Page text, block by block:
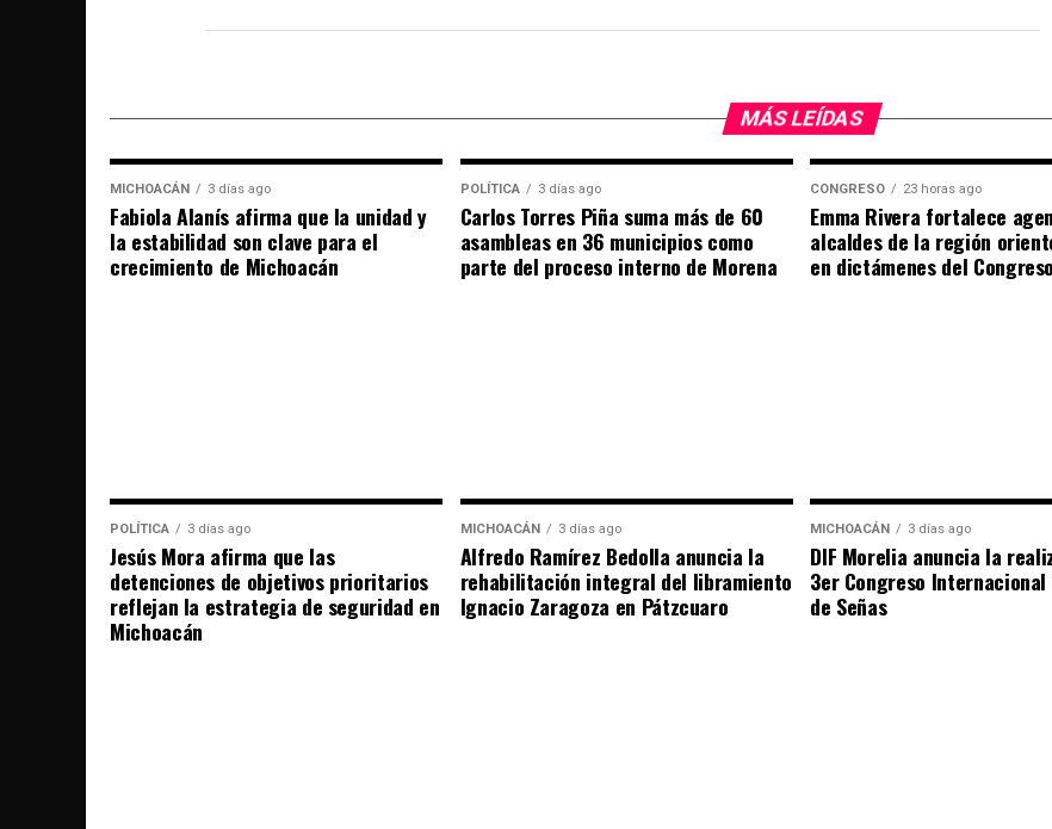
MÁS LEÍDAS
MICHOACÁN 3 días ago
Fabiola Alanís afirma que la unidad y
la estabilidad son clave para el
crecimiento de Michoacán
POLÍTICA 3 días ago
Carlos Torres Piña suma más de 60
asambleas en 36 municipios como
parte del proceso interno de Morena
CONGRESO 23 horas ago
Emma Rivera fortalece
alcaldes de la región
en dictámenes del Congreso
POLÍTICA 3 días ago
Jesús Mora afirma que las
detenciones de objetivos prioritarios
reflejan la estrategia de seguridad en
Michoacán
MICHOACÁN 3 días ago
Alfredo Ramírez Bedolla anuncia la
rehabilitación integral del libramiento
Ignacio Zaragoza en Pátzcuaro
MICHOACÁN 3 días ago
DIF Morelia anuncia la
3er Congreso Internacional
de Señas